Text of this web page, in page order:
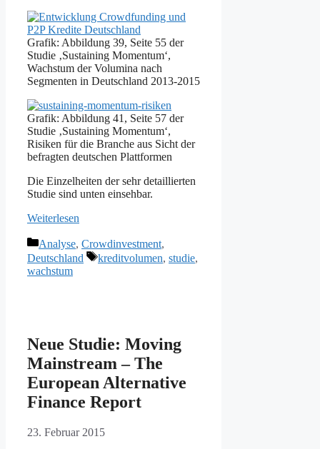
Grafik: Abbildung 39, Seite 55 der
Studie ‚Sustaining Momentum‘,
Wachstum der Volumina nach
Segmenten in Deutschland 2013-2015
Grafik: Abbildung 41, Seite 57 der
Studie ‚Sustaining Momentum‘,
Risiken für die Branche aus Sicht der
befragten deutschen Plattformen
Die Einzelheiten der sehr detaillierten
Studie sind unten einsehbar.
Weiterlesen
Kategorien
Analyse, Crowdinvestment,
Deutschland
Schlagwörter
kreditvolumen, studie,
wachstum
Neue Studie: Moving
Mainstream – The
European Alternative
Finance Report
23. Februar 2015